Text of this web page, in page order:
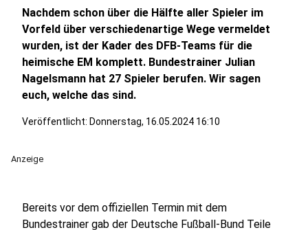
Nachdem schon über die Hälfte aller Spieler im
Vorfeld über verschiedenartige Wege vermeldet
wurden, ist der Kader des DFB-Teams für die
heimische EM komplett. Bundestrainer Julian
Nagelsmann hat 27 Spieler berufen. Wir sagen
euch, welche das sind.
Veröffentlicht: Donnerstag, 16.05.2024 16:10
Anzeige
Bereits vor dem offiziellen Termin mit dem
Bundestrainer gab der Deutsche Fußball-Bund Teile